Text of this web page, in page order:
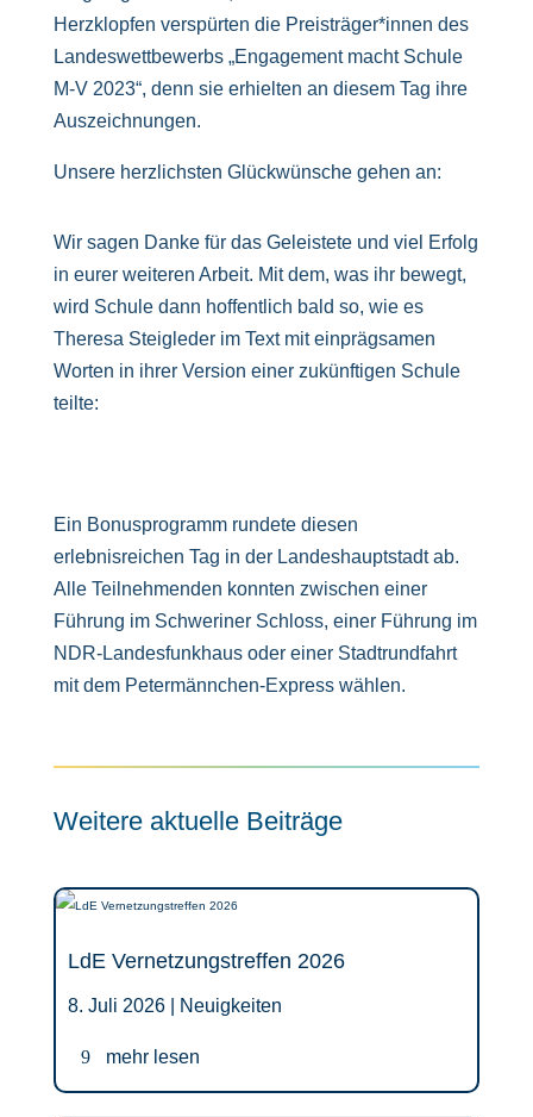
Herzklopfen verspürten die Preisträger*innen des
Landeswettbewerbs „Engagement macht Schule
M-V 2023“, denn sie erhielten an diesem Tag ihre
Auszeichnungen.
Unsere herzlichsten Glückwünsche gehen an:
Wir sagen Danke für das Geleistete und viel Erfolg
in eurer weiteren Arbeit. Mit dem, was ihr bewegt,
wird Schule dann hoffentlich bald so, wie es
Theresa Steigleder im Text mit einprägsamen
Worten in ihrer Version einer zukünftigen Schule
teilte:
Ein Bonusprogramm rundete diesen
erlebnisreichen Tag in der Landeshauptstadt ab.
Alle Teilnehmenden konnten zwischen einer
Führung im Schweriner Schloss, einer Führung im
NDR-Landesfunkhaus oder einer Stadtrundfahrt
mit dem Petermännchen-Express wählen.
Weitere aktuelle Beiträge
LdE Vernetzungstreffen 2026
8. Juli 2026 | Neuigkeiten
mehr lesen